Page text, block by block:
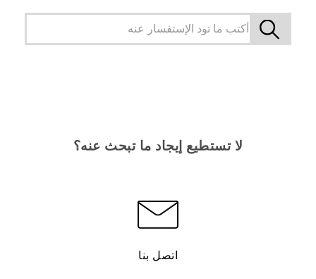
لا تستطيع إيجاد ما تبحث عنه؟
اتصل بنا